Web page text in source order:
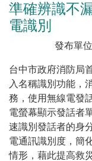
外埔區清潔隊
石岡區清潔隊
全民監督公共
防堵非洲豬瘟
因應非洲豬瘟
8月10日14:30
準確辨識不
電識別
發布單
台中市政府消防局
入名稱識別功能，
務，使用無線電發
電螢幕顯示發話者
速識別發話者的身
電通訊識別度，簡
情形，藉此提高救